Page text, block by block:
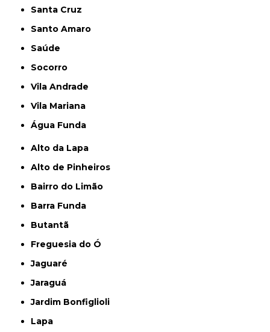
Santa Cruz
Santo Amaro
Saúde
Socorro
Vila Andrade
Vila Mariana
Água Funda
Alto da Lapa
Alto de Pinheiros
Bairro do Limão
Barra Funda
Butantã
Freguesia do Ó
Jaguaré
Jaraguá
Jardim Bonfiglioli
Lapa